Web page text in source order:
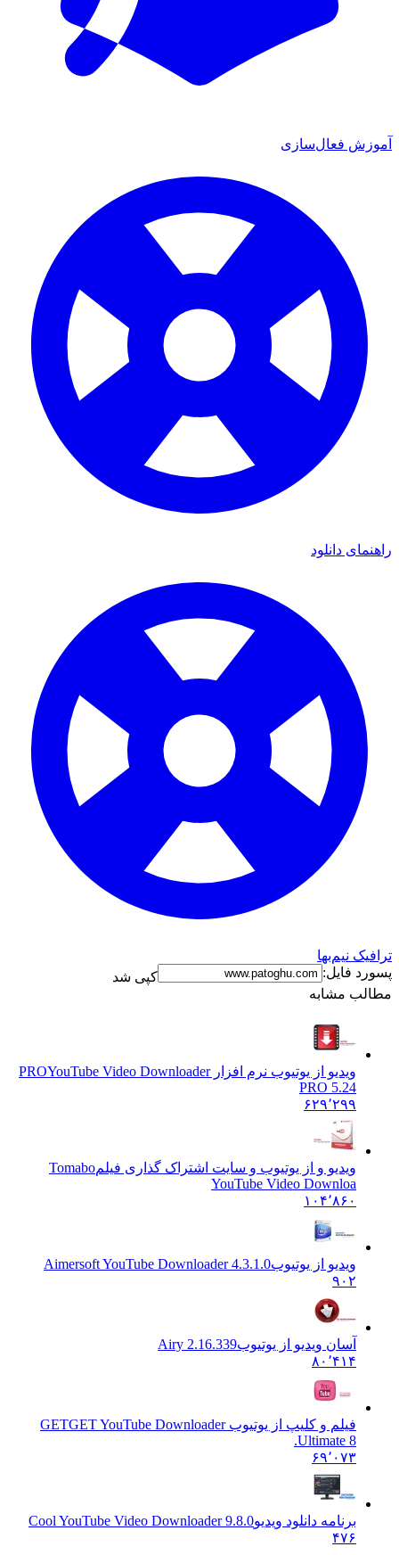
فعال‌سازی
دانلود
نیم‌بها
فایل:
کپی شد
مشابه
ویدیو از یوتیوب نرم افزار PRO YouTube Video Downloader
PRO 5.24
۶۲۹٬۲۹۹
ویدیو و از یوتیوب و سایت اشتراک گذاری فیلمTomabo
YouTube Video Downloa
۱۰۴٬۸۶۰
ویدیو از یوتیوبAimersoft YouTube Downloader 4.3.1.0
آسان ویدیو از یوتیوبAiry 2.16.339
۸۰٬۴۱۴
فیلم و کلیپ از یوتیوب GETGET YouTube Downloader
Ultimate 8.
۶۹٬۰۷۳
برنامه دانلود ویدیو Cool YouTube Video Downloader 9.8.0